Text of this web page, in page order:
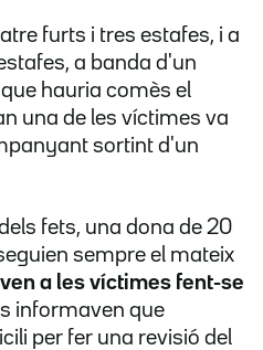
furts i tres estafes, i a
a banda d'un
hauria comès el
una de les víctimes va
sortint d'un
fets, una dona de 20
sempre el mateix
a les víctimes fent-se
informaven que
per fer una revisió del